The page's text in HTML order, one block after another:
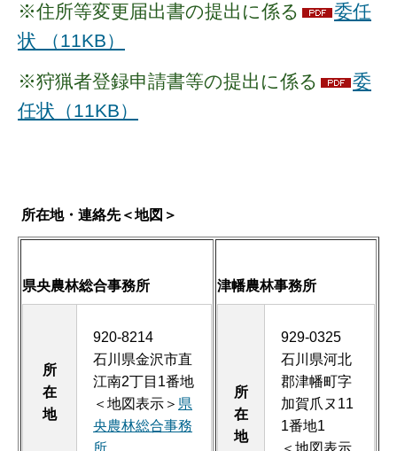
※住所等変更届出書の提出に係る
委任
状 （11KB）
※狩猟者登録申請書等の提出に係る
委
任状（11KB）
所在地・連絡先＜地図＞
県央農林総合事務所
所
在
地
920-8214
石川県金沢市直
江南2丁目1番地
＜地図表示＞ 県
央農林総合事務
津幡農林事務所
所
在
地
929-0325
石川県河北
郡津幡町字
加賀爪ヌ11
1番地1